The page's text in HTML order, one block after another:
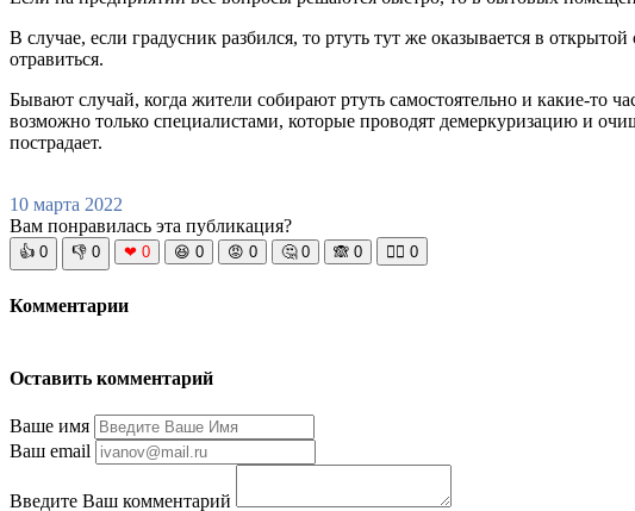
В случае, если градусник разбился, то ртуть тут же оказывается в
отравиться.
Бывают случай, когда жители собирают ртуть самостоятельно и какие-то
возможно только специалистами, которые проводят демеркуризацию и
пострадает.
10 марта 2022
Вам понравилась эта публикация?
👍 0 👎 0 ❤ 0 😆 0 😡 0 🤔 0 🙈 0 🧘‍♀️ 0
Комментарии
Оставить комментарий
Ваше имя
Ваш email
Введите Ваш комментарий